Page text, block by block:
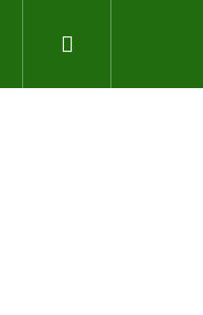
Přihlášení